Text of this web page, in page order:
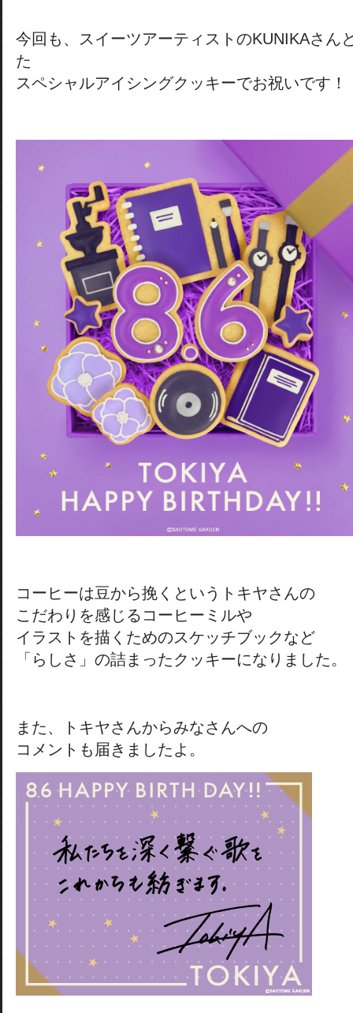
今回も、スイーツアーティストのKUNIKAさん
た
スペシャルアイシングクッキーでお祝いです！
コーヒーは豆から挽くというトキヤさんの
こだわりを感じるコーヒーミルや
イラストを描くためのスケッチブックなど
「らしさ」の詰まったクッキーになりました。
また、トキヤさんからみなさんへの
コメントも届きましたよ。